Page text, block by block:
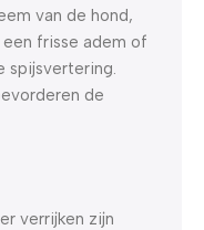
van de hond,
een frisse adem of
spijsvertering.
de
verrijken zijn